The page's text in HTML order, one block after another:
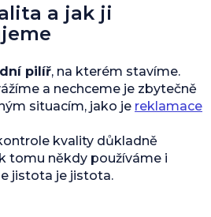
a jak ji
pilíř, na kterém stavíme.
a nechceme je zbytečně
situacím, jako je reklamace
kvality důkladně
tomu někdy používáme i
jistota je jistota.